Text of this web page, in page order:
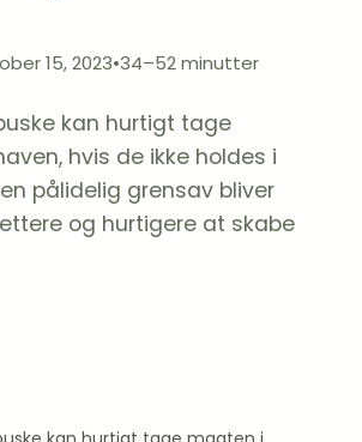
15, 2023•34–52 minutter
kan hurtigt tage
hvis de ikke holdes i
pålidelig grensav bliver
og hurtigere at skabe